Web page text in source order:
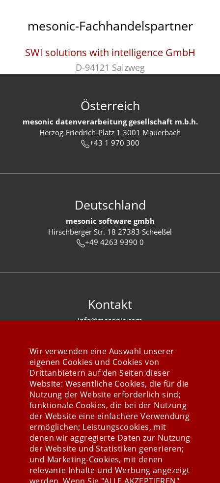
mesonic-Fachhandelspartner
SWI solutions with intelligence GmbH
D-94121 Salzweg
Österreich
mesonic datenverarbeitung gesellschaft m.b.h.
Herzog-Friedrich-Platz 1 3001 Mauerbach
+43 1 970 300
Deutschland
mesonic software gmbh
Hirschberger Str. 18 27383 Scheeßel
+49 4263 9390 0
Kontakt
info@mesonic.com
Stay connected
Wir verwenden eine Auswahl unserer
eigenen Cookies und Cookies von
Drittanbietern auf den Seiten dieser
Website: Wesentliche Cookies, die für die
Nutzung der Website erforderlich sind;
funktionale Cookies, die bei der Nutzung
der Website eine einfachere Verwendung
ermöglichen; Leistungscookies, mit
denen wir aggregierte Daten zur Nutzung
der Website und Statistiken generieren;
und Marketing-Cookies, mit denen
relevante Inhalte und Werbung angezeigt